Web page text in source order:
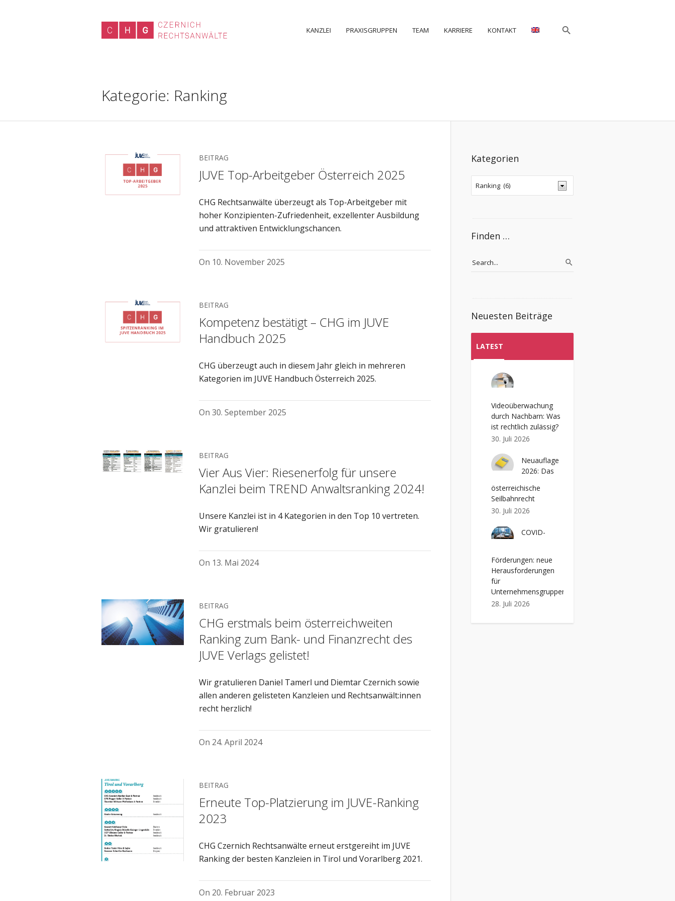
KANZLEI PRAXISGRUPPEN TEAM KARRIERE KONTAKT
Kategorie: Ranking
BEITRAG
JUVE Top-Arbeitgeber Österreich 2025
CHG Rechtsanwälte überzeugt als Top-Arbeitgeber mit
hoher Konzipienten-Zufriedenheit, exzellenter Ausbildung
und attraktiven Entwicklungschancen.
On 10. November 2025
BEITRAG
Kompetenz bestätigt – CHG im JUVE
Handbuch 2025
CHG überzeugt auch in diesem Jahr gleich in mehreren
Kategorien im JUVE Handbuch Österreich 2025.
On 30. September 2025
BEITRAG
Vier Aus Vier: Riesenerfolg für unsere
Kanzlei beim TREND Anwaltsranking 2024!
Unsere Kanzlei ist in 4 Kategorien in den Top 10 vertreten.
Wir gratulieren!
On 13. Mai 2024
BEITRAG
CHG erstmals beim österreichweiten
Ranking zum Bank- und Finanzrecht des
JUVE Verlags gelistet!
Wir gratulieren Daniel Tamerl und Diemtar Czernich sowie
allen anderen gelisteten Kanzleien und Rechtsanwält:innen
recht herzlich!
On 24. April 2024
BEITRAG
Erneute Top-Platzierung im JUVE-Ranking
2023
CHG Czernich Rechtsanwälte erneut erstgereiht im JUVE
Ranking der besten Kanzleien in Tirol und Vorarlberg 2021.
On 20. Februar 2023
Kategorien
Finden …
Neuesten Beiträge
LATEST
Videoüberwachung
durch Nachbarn: Was
ist rechtlich zulässig?
30. Juli 2026
Neuauflage
2026: Das
österreichische
Seilbahnrecht
30. Juli 2026
COVID-
Förderungen: neue
Herausforderungen
für
Unternehmensgruppen
28. Juli 2026